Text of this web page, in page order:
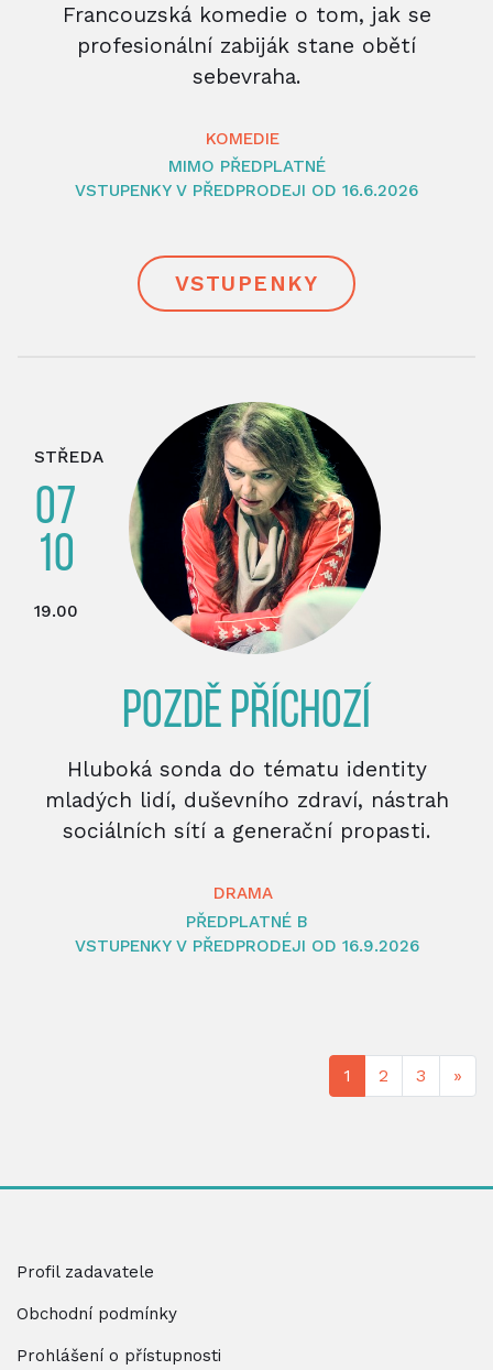
Francouzská komedie o tom, jak se
profesionální zabiják stane obětí
sebevraha.
KOMEDIE
MIMO PŘEDPLATNÉ
VSTUPENKY V PŘEDPRODEJI OD 16.6.2026
VSTUPENKY
STŘEDA
07
10
19.00
POZDĚ PŘÍCHOZÍ
Hluboká sonda do tématu identity
mladých lidí, duševního zdraví, nástrah
sociálních sítí a generační propasti.
DRAMA
PŘEDPLATNÉ B
VSTUPENKY V PŘEDPRODEJI OD 16.9.2026
1 2 3 »
Profil zadavatele
Obchodní podmínky
Prohlášení o přístupnosti